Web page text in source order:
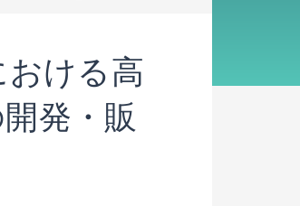
ける高
発・販